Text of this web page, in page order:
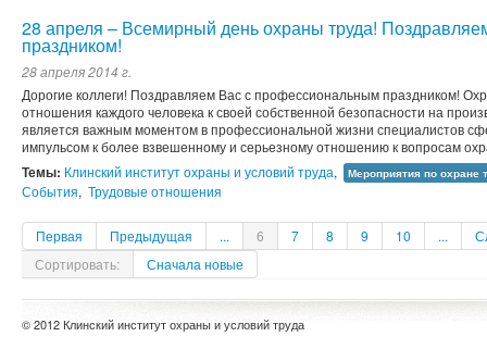
28 апреля – Всемирный день охраны труда!
праздником!
28 апреля 2014 г.
Дорогие коллеги! Поздравляем Вас с профессиональным праздником!
отношения каждого человека к своей собственной безопасности на
является важным моментом в профессиональной жизни специалистов
импульсом к более взвешенному и серьезному отношению к вопросам
Темы: Клинский институт охраны и условий труда, Мероприятия по охране
События, Трудовые отношения
Первая Предыдущая ... 6 7 8 9 10 ...
Сортировать:
Сначала новые
© 2012 Клинский институт охраны и условий труда